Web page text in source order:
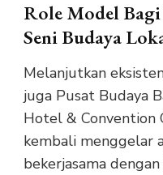
Role Model
Seni Budaya
Melanjutkan
juga Pusat Budaya
Hotel & Convention
kembali menggelar
bekerjasama